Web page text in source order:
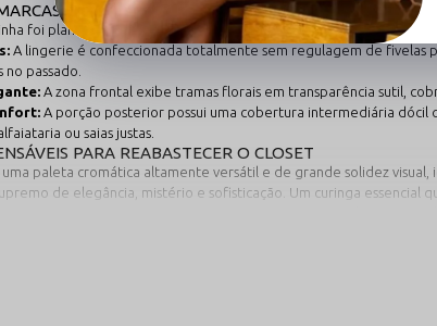
DESIGN CONCEBIDO SEM REGULAGEM
foi planejada de forma limpa para assegurar uma experiência
A lingerie é confeccionada totalmente sem regulagem de fivelas
passado.
A zona frontal exibe tramas florais em transparência sutil,
A porção posterior possui uma cobertura intermediária dócil
ou saias justas.
PARA REABASTECER O CLOSET
paleta cromática altamente versátil e de grande solidez visual,
de elegância, mistério e sofisticação. Um curinga essencial